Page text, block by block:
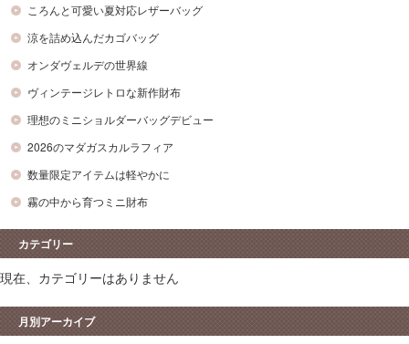
ころんと可愛い夏対応レザーバッグ
涼を詰め込んだカゴバッグ
オンダヴェルデの世界線
ヴィンテージレトロな新作財布
理想のミニショルダーバッグデビュー
2026のマダガスカルラフィア
数量限定アイテムは軽やかに
霧の中から育つミニ財布
カテゴリー
現在、カテゴリーはありません
月別アーカイブ